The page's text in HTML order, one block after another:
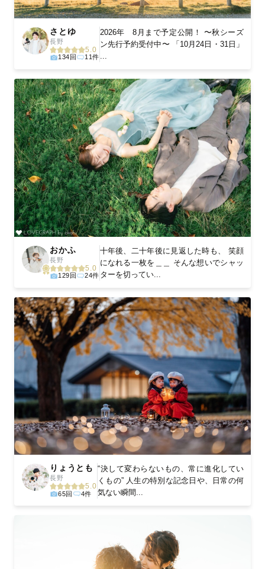
さとゆ
長野
5.0
134回 11件
2026年 8月まで予定公開！ 〜秋シーズ
ン先行予約受付中〜 「10月24日・31日」
おかふ
長野
5.0
129回 24件
十年後、二十年後に見返した時も、 笑顔
になれる一枚を＿＿ そんな想いでシャッ
ターを切ってい...
りょうとも
長野
5.0
65回 4件
“決して変わらないもの、常に進化してい
くもの” 人生の特別な記念日や、日常の何
気ない瞬間...